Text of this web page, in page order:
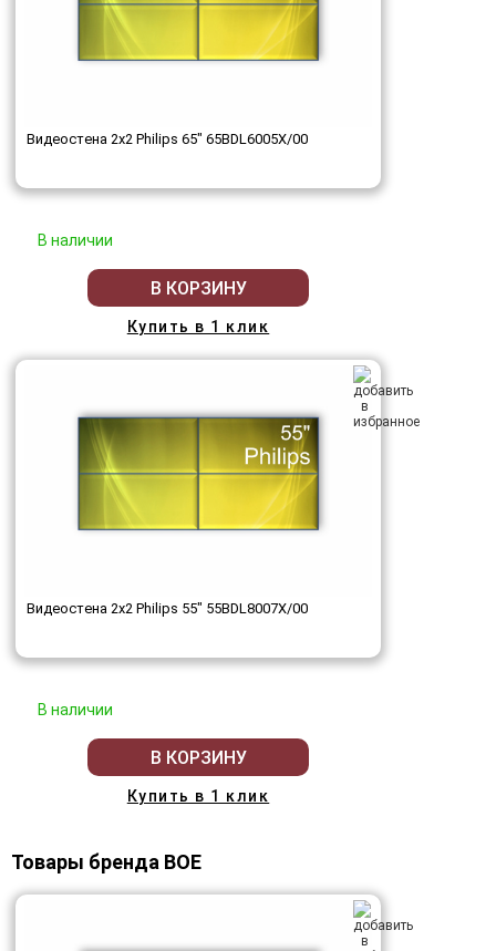
Видеостена 2x2 Philips 65" 65BDL6005X/00
В наличии
В КОРЗИНУ
Купить в 1 клик
Видеостена 2x2 Philips 55" 55BDL8007X/00
В наличии
В КОРЗИНУ
Купить в 1 клик
Товары бренда BOE